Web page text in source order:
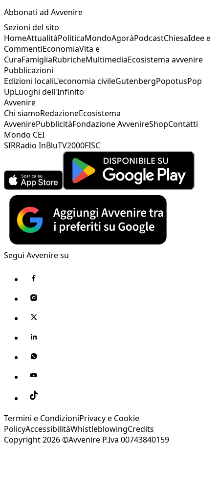
Abbonati ad Avvenire
Sezioni del sito
HomeAttualitàPoliticaMondoAgoràPodcastChiesaIdee e
CommentiEconomiaVita e
CuraFamigliaRubricheMultimediaEcosistema avvenire
Pubblicazioni
Edizioni localiL'economia civileGutenbergPopotusPop
UpLuoghi dell'Infinito
Avvenire
Chi siamoRedazioneEcosistema
AvvenirePubblicitàFondazione AvvenireShopContatti
Mondo CEI
SIRRadio InBluTV2000FISC
Segui Avvenire su
Termini e CondizioniPrivacy e Cookie
PolicyAccessibilitàWhistleblowingCredits
Copyright 2026 ©Avvenire P.Iva 00743840159